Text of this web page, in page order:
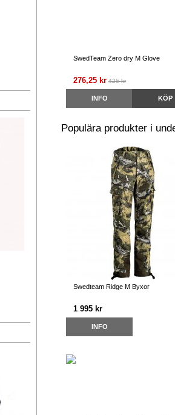
SwedTeam Zero dry M Glove
276,25 kr 425 kr
INFO KÖP
Populära produkter i
Swedteam Ridge M Byxor
1 995 kr
INFO